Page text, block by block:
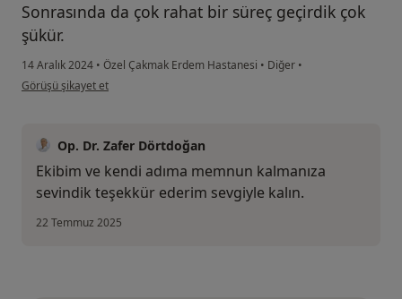
Sonrasında da çok rahat bir süreç geçirdik çok
şükür.
14 Aralık 2024 • Özel Çakmak Erdem Hastanesi • Diğer •
kullanıcının görüşüne göre e.....
Görüşü şikayet et
Op. Dr. Zafer Dörtdoğan
Ekibim ve kendi adıma memnun kalmanıza
sevindik teşekkür ederim sevgiyle kalın.
22 Temmuz 2025